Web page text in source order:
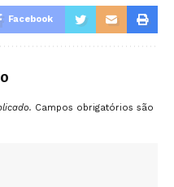
Facebook
Campos obrigatórios são